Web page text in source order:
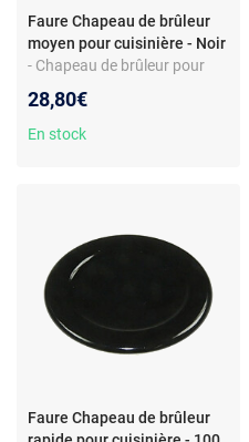
Faure Chapeau de brûleur
moyen pour cuisinière - Noir
- Chapeau de brûleur pour
Faure et Electrolux — finition
noire — pièce d’origine
28,80€
En stock
Faure Chapeau de brûleur